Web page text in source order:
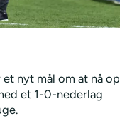
nyt mål om at nå op
et 1-0-nederlag